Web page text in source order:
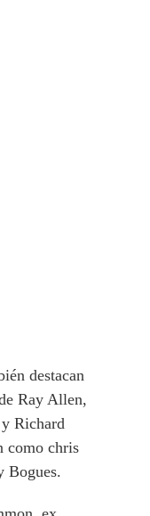
destacan
Ray Allen,
Richard
como chris
Bogues.